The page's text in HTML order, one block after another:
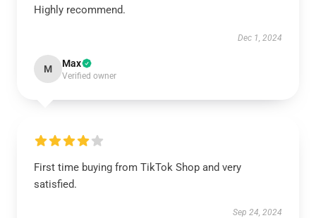
Highly recommend.
Dec 1, 2024
M Max
Verified owner
First time buying from TikTok Shop and very
satisfied.
Sep 24, 2024